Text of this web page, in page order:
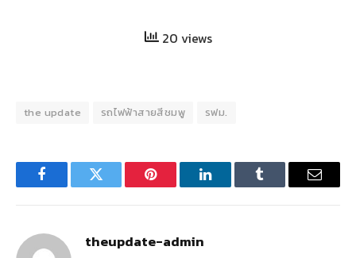
20 views
the update รถไฟฟ้าสายสีชมพู รฟม.
FacebookTwitter Pinterest LinkedInTumblr Email
theupdate-admin